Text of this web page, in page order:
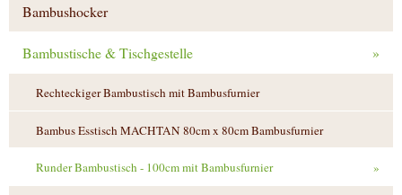
Bambushocker
Bambustische & Tischgestelle »
Rechteckiger Bambustisch mit Bambusfurnier
Bambus Esstisch MACHTAN 80cm x 80cm Bambusfurnier
Runder Bambustisch - 100cm mit Bambusfurnier »